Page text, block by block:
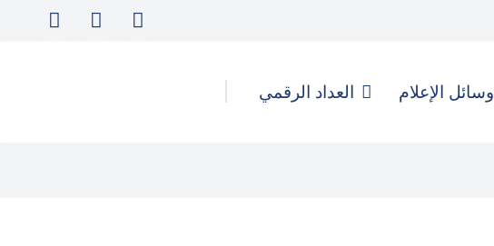
وسائل الإعلام العداد الرقمي